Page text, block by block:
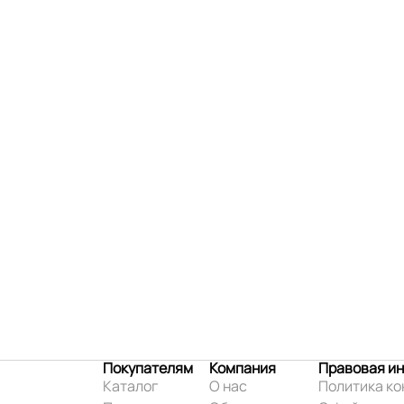
Покупателям
Каталог
Компания
О нас
Правовая
Политика